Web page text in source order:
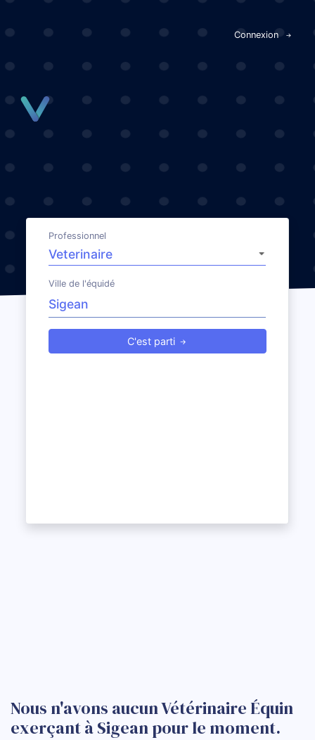
Connexion
Professionnel
Ville de l'équidé
C'est parti
Nous n'avons aucun Vétérinaire Équin
exerçant à Sigean pour le moment.